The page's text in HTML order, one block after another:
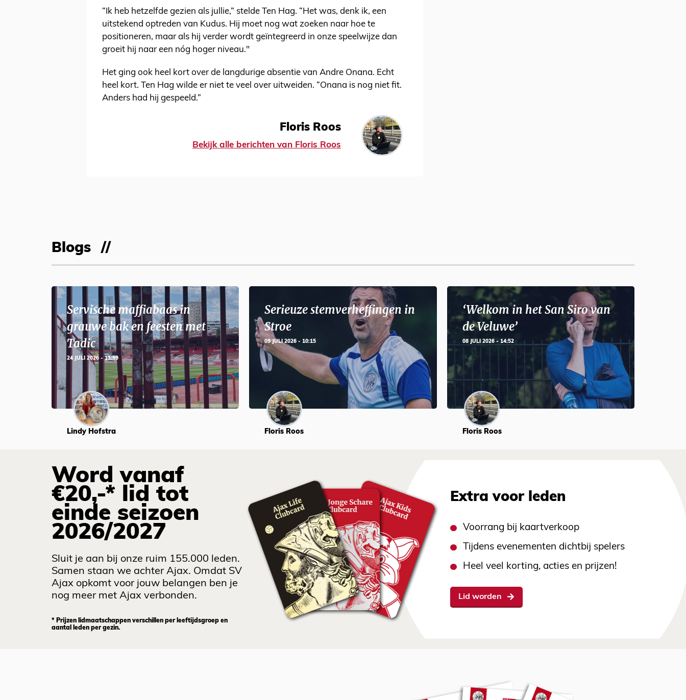
“Ik heb hetzelfde gezien als jullie,” stelde Ten Hag. “Het was, denk ik, een
uitstekend optreden van Kudus. Hij moet nog wat zoeken naar hoe te
positioneren, maar als hij verder wordt geïntegreerd in onze speelwijze dan
groeit hij naar een nóg hoger niveau."
Het ging ook heel kort over de langdurige absentie van Andre Onana. Echt
heel kort. Ten Hag wilde er niet te veel over uitweiden. “Onana is nog niet fit.
Anders had hij gespeeld.”
Floris Roos
Bekijk alle berichten van Floris Roos
Blogs
Servische maffiabaas in
grauwe bak en feesten met
Tadic
24 JULI 2026 - 11:59
Lindy Hofstra
Serieuze stemverheffingen in
Stroe
09 JULI 2026 - 10:15
Floris Roos
‘Welkom in het San Siro van
de Veluwe’
08 JULI 2026 - 14:52
Floris Roos
Word vanaf
€20,-* lid tot
einde seizoen
2026/2027
Sluit je aan bij onze ruim 155.000 leden.
Samen staan we achter Ajax. Omdat SV
Ajax opkomt voor jouw belangen ben je
nog meer met Ajax verbonden.
* Prijzen lidmaatschappen verschillen per leeftijdsgroep en
aantal leden per gezin.
Extra voor leden
Voorrang bij kaartverkoop
Tijdens evenementen dichtbij spelers
Heel veel korting, acties en prijzen!
Lid worden